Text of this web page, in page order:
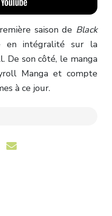
saison de Black
en intégralité sur la
De son côté, le manga
Manga et compte
à ce jour.
on Telegram